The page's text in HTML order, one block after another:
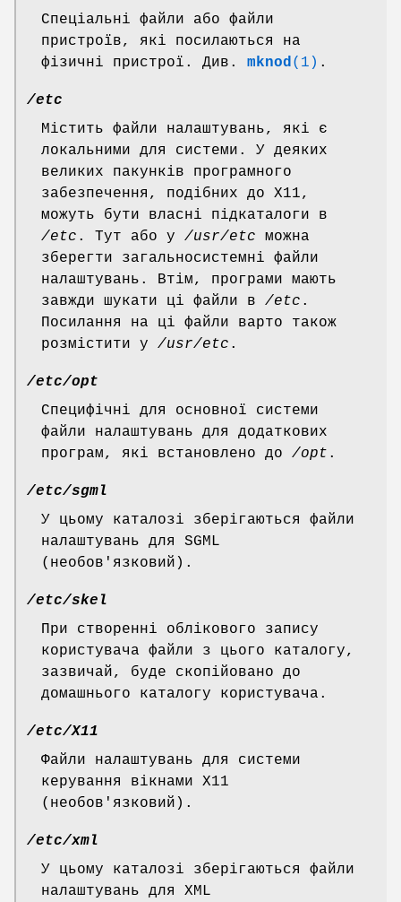
Спеціальні файли або файли
пристроїв, які посилаються на
фізичні пристрої. Див. mknod(1) .
/etc
Містить файли налаштувань, які є
локальними для системи. У деяких
великих пакунків програмного
забезпечення, подібних до X11,
можуть бути власні підкаталоги в
/etc . Тут або у /usr/etc можна
зберегти загальносистемні файли
налаштувань. Втім, програми мають
завжди шукати ці файли в /etc .
Посилання на ці файли варто також
розмістити у /usr/etc .
/etc/opt
Специфічні для основної системи
файли налаштувань для додаткових
програм, які встановлено до /opt .
/etc/sgml
У цьому каталозі зберігаються файли
налаштувань для SGML
(необов'язковий).
/etc/skel
При створенні облікового запису
користувача файли з цього каталогу,
зазвичай, буде скопійовано до
домашнього каталогу користувача.
/etc/X11
Файли налаштувань для системи
керування вікнами X11
(необов'язковий).
/etc/xml
У цьому каталозі зберігаються файли
налаштувань для XML